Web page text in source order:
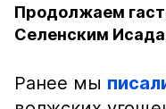
Продолжаем
Селенским
Ранее мы